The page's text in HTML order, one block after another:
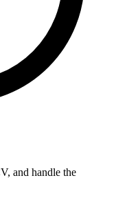
and handle the